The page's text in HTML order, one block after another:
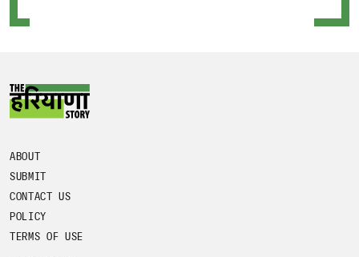
ABOUT
SUBMIT
CONTACT US
POLICY
TERMS OF USE